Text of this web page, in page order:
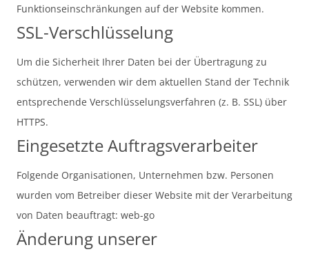
Funktionseinschränkungen auf der Website kommen.
SSL-Verschlüsselung
Um die Sicherheit Ihrer Daten bei der Übertragung zu
schützen, verwenden wir dem aktuellen Stand der Technik
entsprechende Verschlüsselungsverfahren (z. B. SSL) über
HTTPS.
Eingesetzte Auftragsverarbeiter
Folgende Organisationen, Unternehmen bzw. Personen
wurden vom Betreiber dieser Website mit der Verarbeitung
von Daten beauftragt: web-go
Änderung unserer